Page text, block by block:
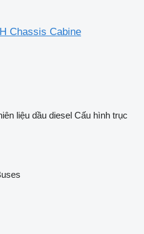
Chassis Cabine
liệu dầu diesel Cấu hình trục